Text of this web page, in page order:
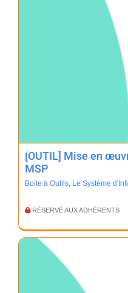
[OUTIL] Mise en
MSP
Boite à Outils, Le Système
RÉSERVÉ AUX ADHÉRENTS